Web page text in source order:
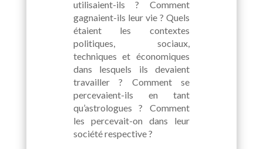
utilisaient-ils ? Comment
gagnaient-ils leur vie ? Quels
étaient les contextes
politiques, sociaux,
techniques et économiques
dans lesquels ils devaient
travailler ? Comment se
percevaient-ils en tant
qu’astrologues ? Comment
les percevait-on dans leur
société respective ?